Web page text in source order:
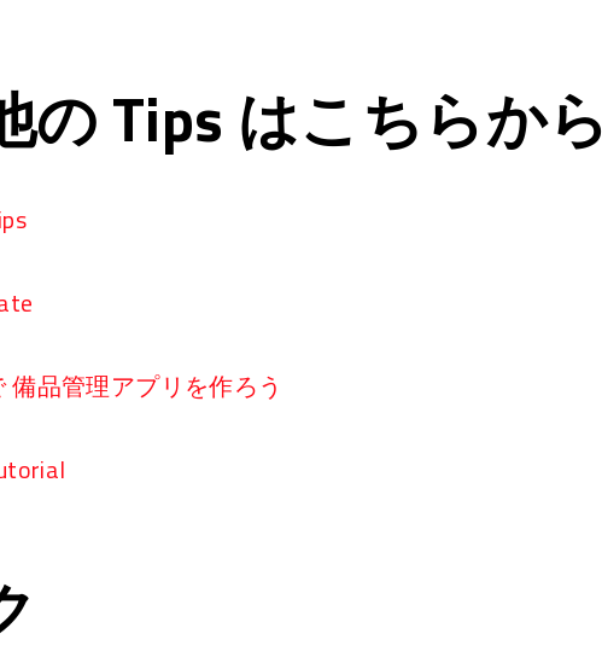
の Tips はこちらから
備品管理アプリを作ろう